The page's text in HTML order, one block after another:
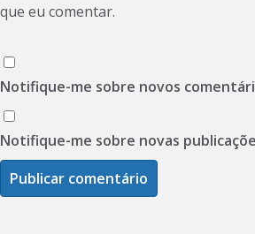
que eu comentar.
Notifique-me sobre novos
Notifique-me sobre novas